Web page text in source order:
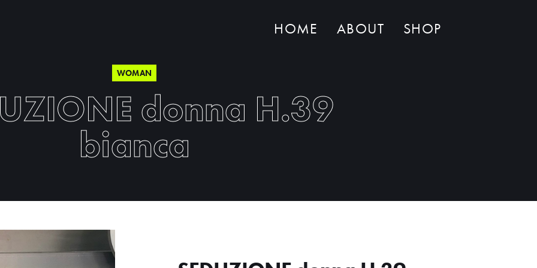
HOME ABOUT SHOP
WOMAN
donna H.39
bianca